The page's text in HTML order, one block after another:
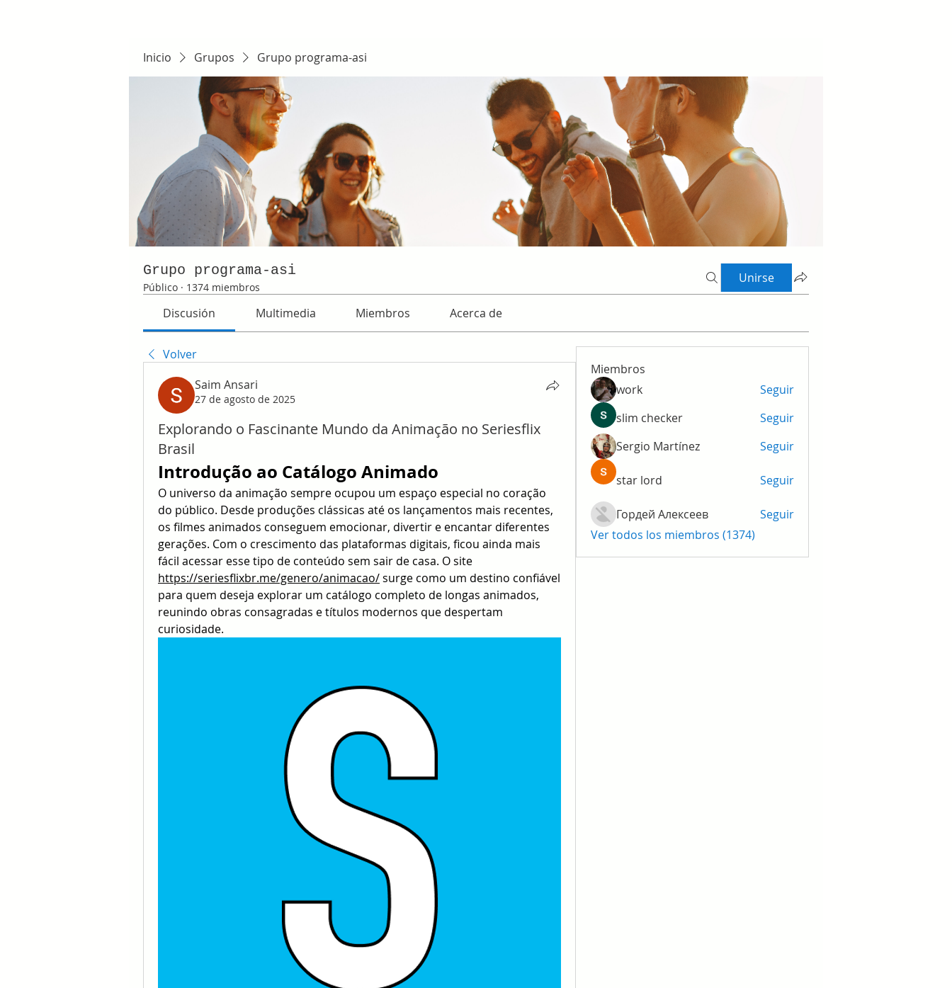
Inicio Grupos Grupo programa-asi
Grupo programa-asi
Público · 1374 miembros
Unirse
Discusión Multimedia Miembros Acerca de
Volver
Saim Ansari
27 de agosto de 2025
Explorando o Fascinante Mundo da Animação no Seriesflix
Brasil
Introdução ao Catálogo Animado
O universo da animação sempre ocupou um espaço especial no coração
do público. Desde produções clássicas até os lançamentos mais recentes,
os filmes animados conseguem emocionar, divertir e encantar diferentes
gerações. Com o crescimento das plataformas digitais, ficou ainda mais
https://seriesflixbr.me/genero/animacao/ surge como um destino confiável
para quem deseja explorar um catálogo completo de longas animados,
reunindo obras consagradas e títulos modernos que despertam
curiosidade.
Miembros
work
Seguir
slim checker
Seguir
Sergio Martínez
Seguir
star lord Seguir
Гордей Алексеев
Seguir
Ver todos los miembros (1374)